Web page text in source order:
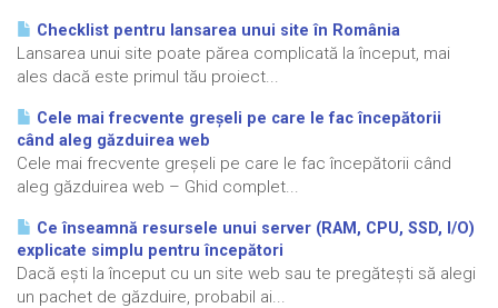
Checklist pentru lansarea unui site în România
Lansarea unui site poate părea complicată la început, mai
ales dacă este primul tău proiect...
Cele mai frecvente greșeli pe care le fac începătorii
când aleg găzduirea web
Cele mai frecvente greșeli pe care le fac începătorii când
aleg găzduirea web – Ghid complet...
Ce înseamnă resursele unui server (RAM, CPU, SSD, I/O)
explicate simplu pentru începători
Dacă ești la început cu un site web sau te pregătești să alegi
un pachet de găzduire, probabil ai...